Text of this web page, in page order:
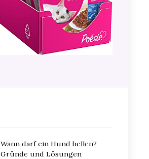
Wann darf ein Hund bellen?
Gründe und Lösungen